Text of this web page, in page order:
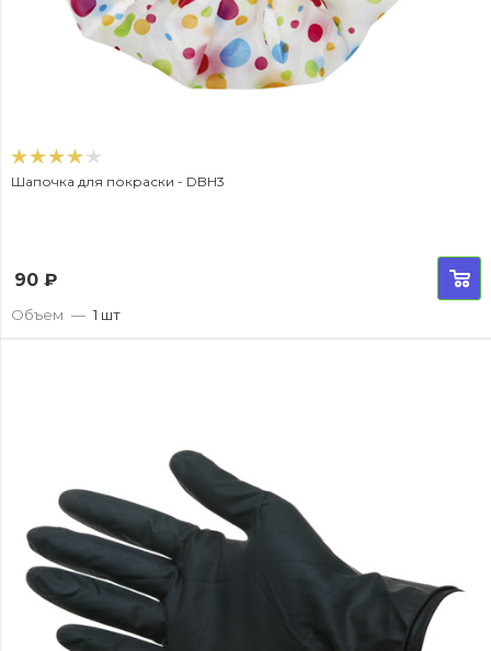
Шапочка для покраски - DBH3
90 ₽
Объем — 1 шт